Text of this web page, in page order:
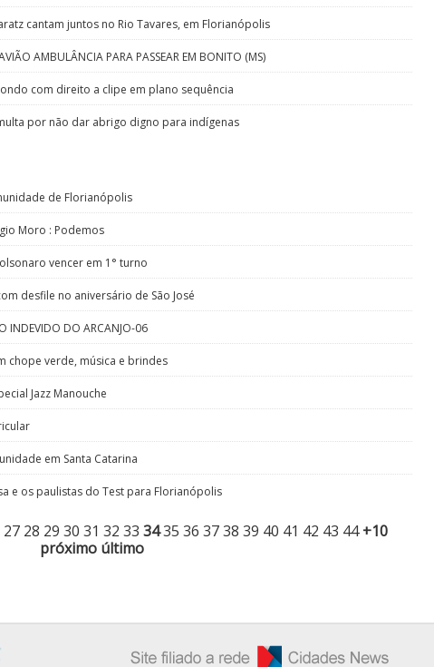
cantam juntos no Rio Tavares, em Florianópolis
AMBULÂNCIA PARA PASSEAR EM BONITO (MS)
com direito a clipe em plano sequência
por não dar abrigo digno para indígenas
de Florianópolis
Moro : Podemos
vencer em 1° turno
desfile no aniversário de São José
INDEVIDO DO ARCANJO-06
chope verde, música e brindes
Jazz Manouche
em Santa Catarina
e os paulistas do Test para Florianópolis
27 28 29 30 31 32 33 3435 36 3738 39 40 41 42 43 44 +10
próximo último